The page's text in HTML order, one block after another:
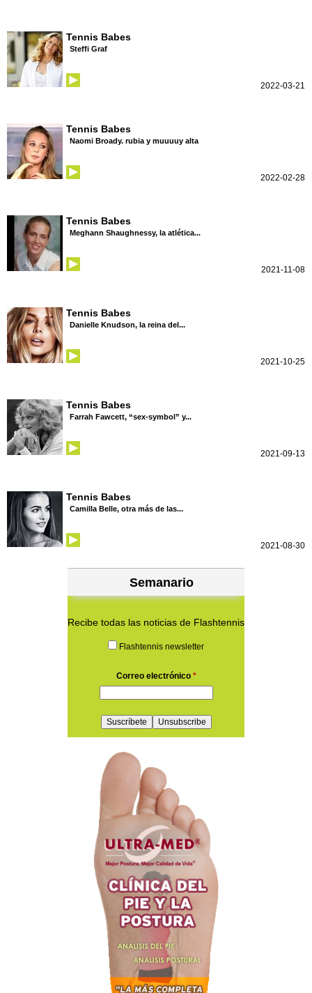
Tennis Babes
Steffi Graf
2022-03-21
Tennis Babes
Naomi Broady. rubia y muuuuy alta
2022-02-28
Tennis Babes
Meghann Shaughnessy, la atlética...
2021-11-08
Tennis Babes
Danielle Knudson, la reina del...
2021-10-25
Tennis Babes
Farrah Fawcett, “sex-symbol” y...
2021-09-13
Tennis Babes
Camilla Belle, otra más de las...
2021-08-30
Semanario
Recibe todas las noticias de Flashtennis
Flashtennis newsletter
Correo electrónico *